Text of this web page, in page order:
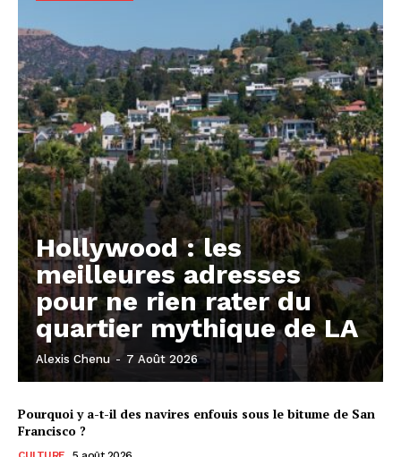
Hollywood : les
meilleures adresses
pour ne rien rater du
quartier mythique de LA
Alexis Chenu - 7 Août 2026
Pourquoi y a-t-il des navires enfouis sous le bitume de San
Francisco ?